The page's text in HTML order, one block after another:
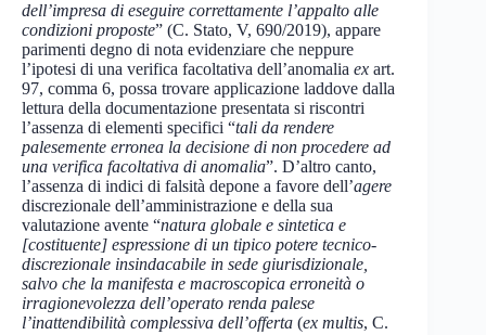
dell’impresa di eseguire correttamente l’appalto alle
condizioni proposte” (C. Stato, V, 690/2019), appare
parimenti degno di nota evidenziare che neppure
l’ipotesi di una verifica facoltativa dell’anomalia ex art.
97, comma 6, possa trovare applicazione laddove dalla
lettura della documentazione presentata si riscontri
l’assenza di elementi specifici “tali da rendere
palesemente erronea la decisione di non procedere ad
una verifica facoltativa di anomalia”. D’altro canto,
l’assenza di indici di falsità depone a favore dell’agere
discrezionale dell’amministrazione e della sua
valutazione avente “natura globale e sintetica e
[costituente] espressione di un tipico potere tecnico-
discrezionale insindacabile in sede giurisdizionale,
salvo che la manifesta e macroscopica erroneità o
irragionevolezza dell’operato renda palese
l’inattendibilità complessiva dell’offerta (ex multis, C.